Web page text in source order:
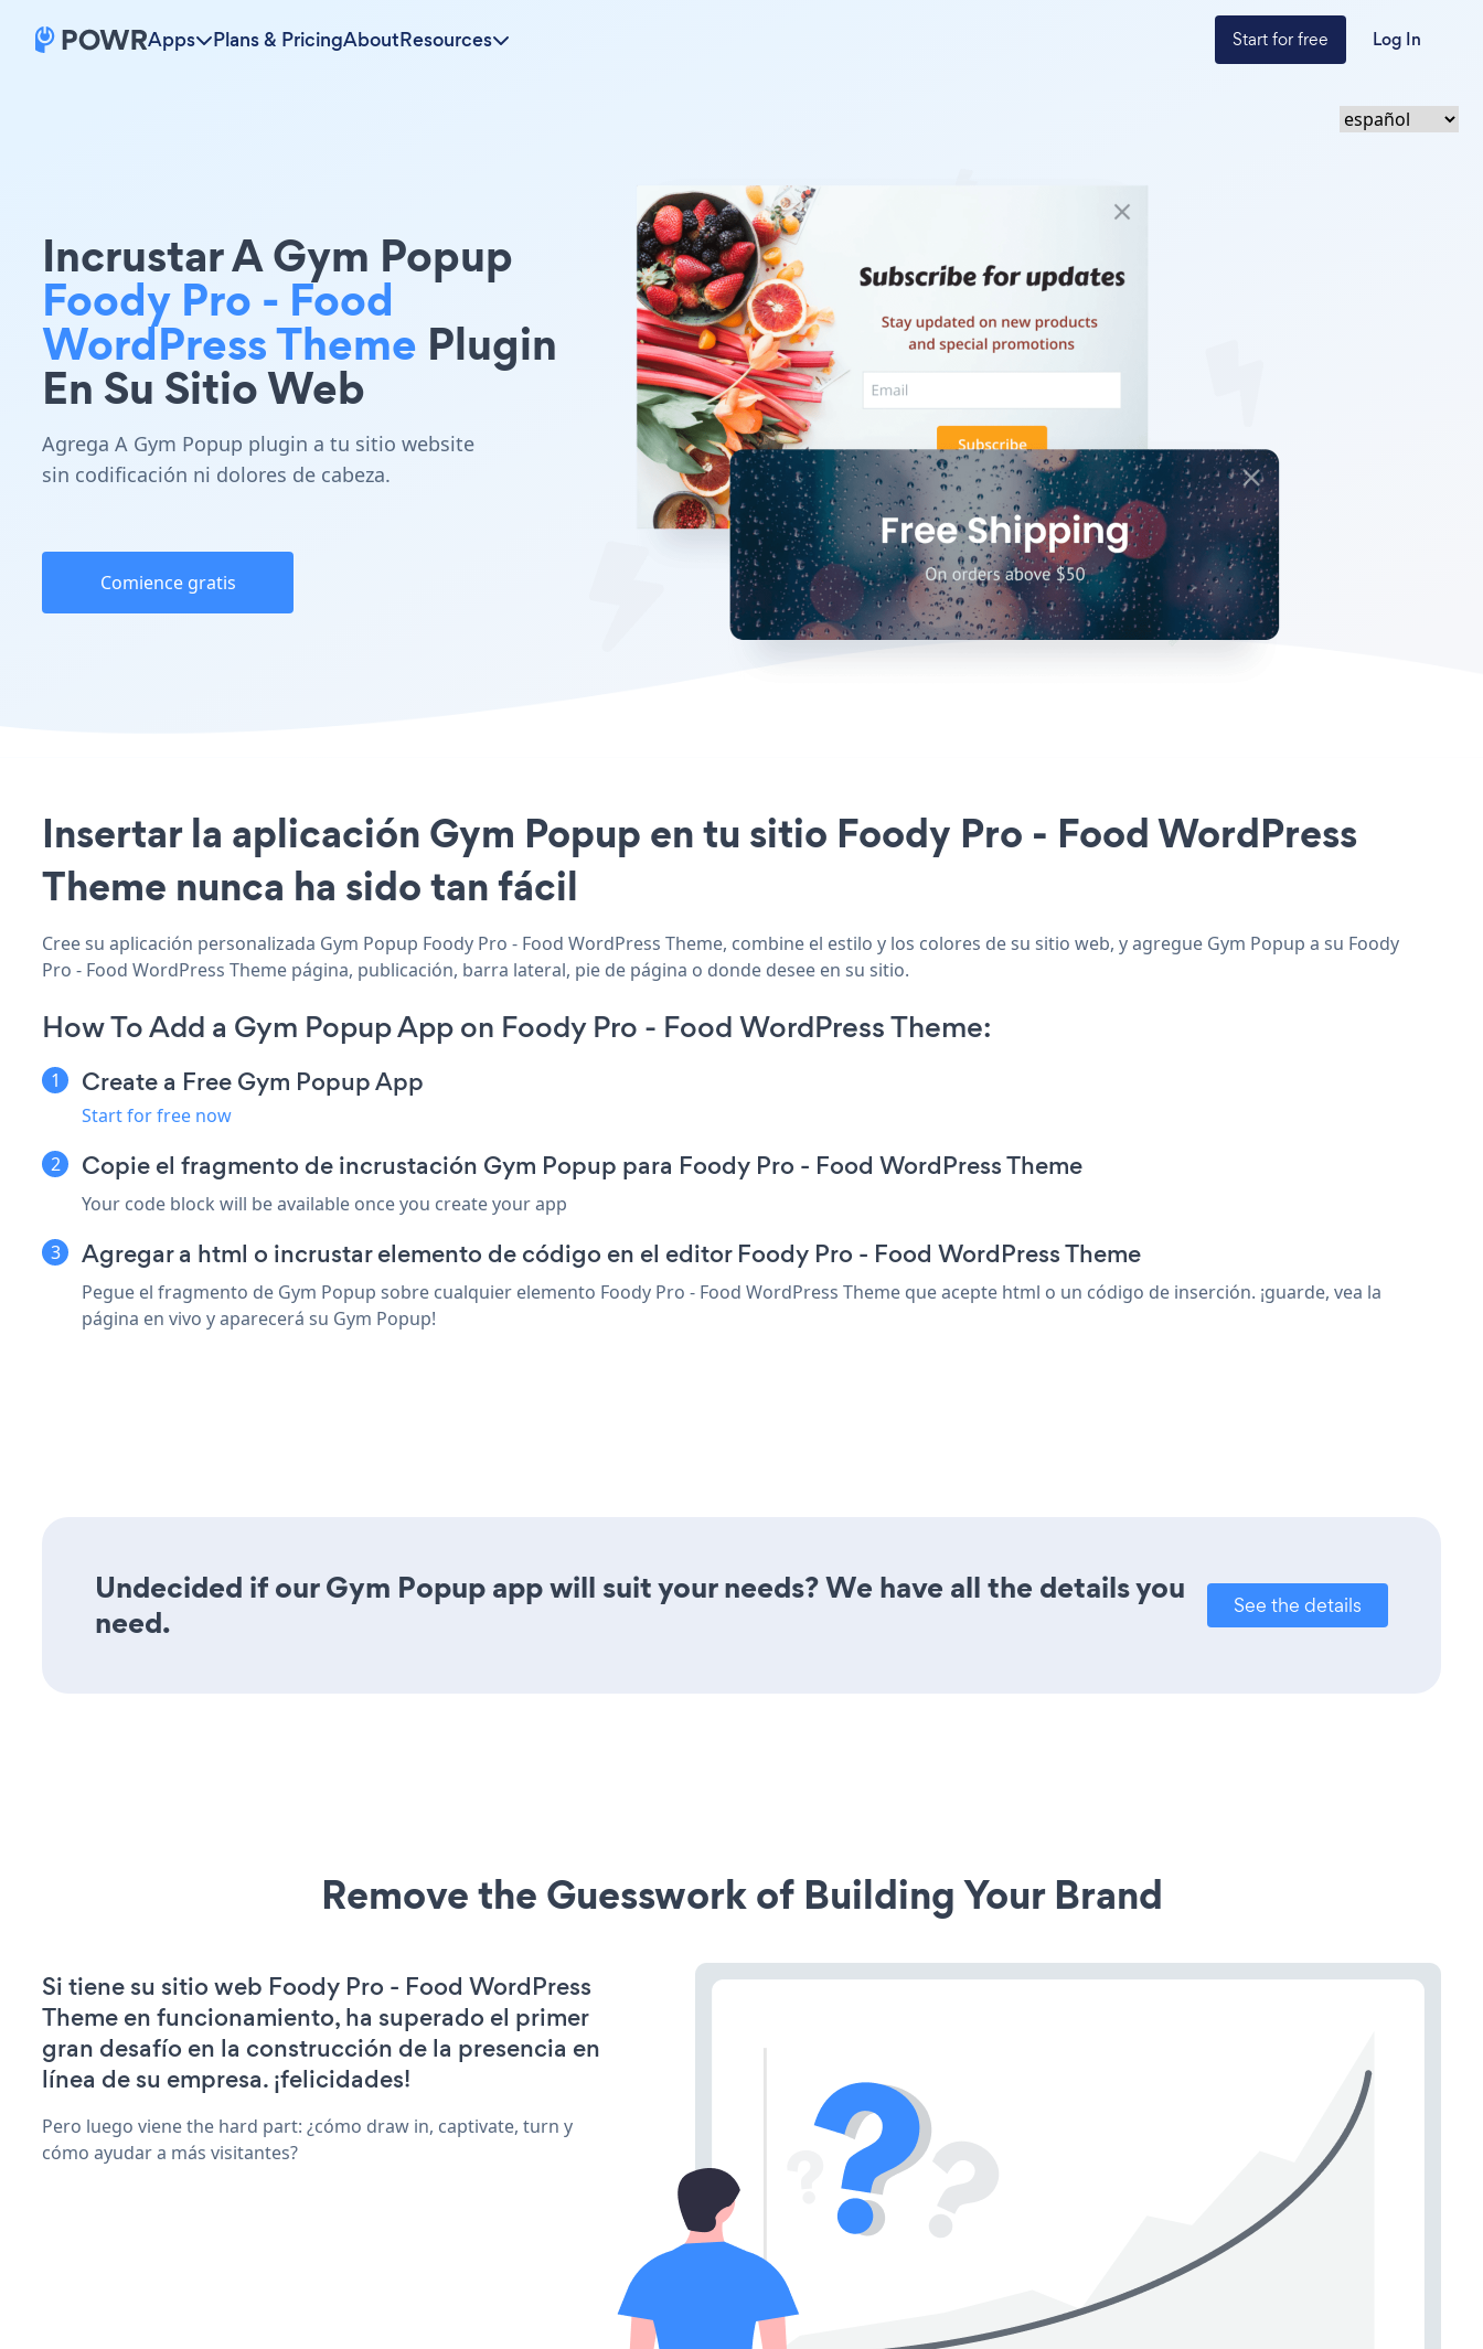
Apps Plans & PricingAboutResources Start for free Log In
Incrustar A Gym Popup
Foody Pro - Food
WordPress Theme Plugin
En Su Sitio Web
Agrega A Gym Popup plugin a tu sitio website
sin codificación ni dolores de cabeza.
Comience gratis
Insertar la aplicación Gym Popup en tu sitio Foody Pro - Food WordPress
Theme nunca ha sido tan fácil
Cree su aplicación personalizada Gym Popup Foody Pro - Food WordPress Theme, combine el estilo y los colores de su sitio web, y agregue Gym Popup a su Foody
Pro - Food WordPress Theme página, publicación, barra lateral, pie de página o donde desee en su sitio.
How To Add a Gym Popup App on Foody Pro - Food WordPress Theme:
Create a Free Gym Popup App
Start for free now
Copie el fragmento de incrustación Gym Popup para Foody Pro - Food WordPress Theme
Your code block will be available once you create your app
Agregar a html o incrustar elemento de código en el editor Foody Pro - Food WordPress Theme
Pegue el fragmento de Gym Popup sobre cualquier elemento Foody Pro - Food WordPress Theme que acepte html o un código de inserción. ¡guarde, vea la
página en vivo y aparecerá su Gym Popup!
Undecided if our Gym Popup app will suit your needs? We have all the details you
need.
See the details
Remove the Guesswork of Building Your Brand
Si tiene su sitio web Foody Pro - Food WordPress
Theme en funcionamiento, ha superado el primer
gran desafío en la construcción de la presencia en
línea de su empresa. ¡felicidades!
Pero luego viene the hard part: ¿cómo draw in, captivate, turn y
cómo ayudar a más visitantes?